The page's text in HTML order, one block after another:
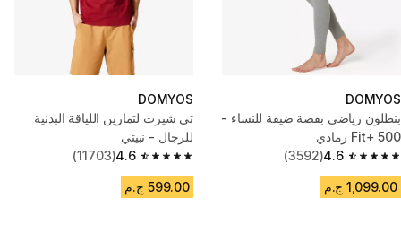
DOMYOS
بنطلون رياضي بقصة ضيقة للنساء -
Fit+ 500 رمادي
4.6
4.6 out of 5 stars from 3592 reviews
(3592)
1,099.00 ج.م
DOMYOS
تي شيرت لتمارين اللياقة البدنية
للرجال - نبيتي
4.6
4.6 out of 5 stars from 11703 reviews
(11703)
599.00 ج.م